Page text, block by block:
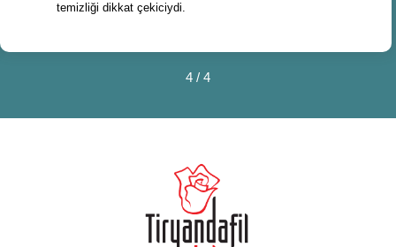
temizliği dikkat çekiciydi.
4 / 4